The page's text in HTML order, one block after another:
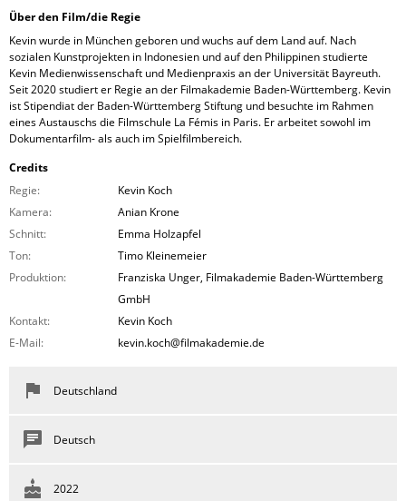
Über den Film/die Regie
Kevin wurde in München geboren und wuchs auf dem Land auf. Nach
sozialen Kunstprojekten in Indonesien und auf den Philippinen studierte
Kevin Medienwissenschaft und Medienpraxis an der Universität Bayreuth.
Seit 2020 studiert er Regie an der Filmakademie Baden-Württemberg. Kevin
ist Stipendiat der Baden-Württemberg Stiftung und besuchte im Rahmen
eines Austauschs die Filmschule La Fémis in Paris. Er arbeitet sowohl im
Dokumentarfilm- als auch im Spielfilmbereich.
Credits
Regie:
Kevin Koch
Kamera:
Anian Krone
Schnitt:
Emma Holzapfel
Ton:
Timo Kleinemeier
Produktion:
Franziska Unger, Filmakademie Baden-Württemberg
GmbH
Kontakt:
Kevin Koch
E-Mail:
kevin.koch@filmakademie.de
Deutschland
Deutsch
2022